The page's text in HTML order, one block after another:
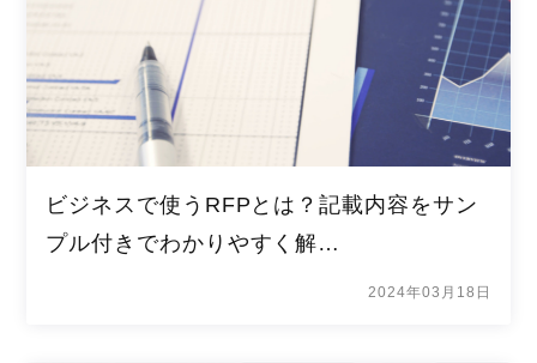
ビジネスで使うRFPとは？記載内容をサン
プル付きでわかりやすく解…
2024年03月18日